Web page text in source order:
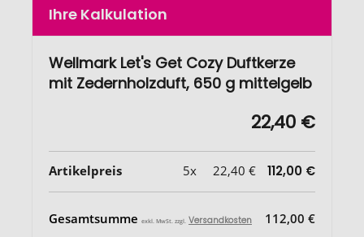
Ihre Kalkulation
Wellmark Let's Get Cozy Duftkerze
mit Zedernholzduft, 650 g mittelgelb
22,40 €
Artikelpreis 5x 22,40 € 112,00 €
Gesamtsumme exkl. MwSt. zzgl. Versandkosten 112,00 €